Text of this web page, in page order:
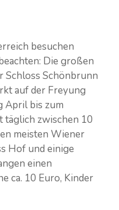
besuchen
Die großen
Schönbrunn
auf der Freyung
April bis zum
täglich zwischen 10
meisten Wiener
Hof und einige
einen
ca. 10 Euro, Kinder